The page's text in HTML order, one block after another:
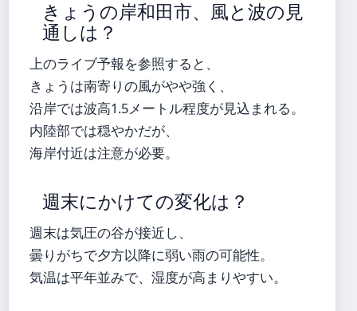
きょうの岸和田市、風と波の見
通しは？
上のライブ予報を参照すると、
きょうは南寄りの風がやや強く、
沿岸では波高1.5メートル程度が見込まれる。
内陸部では穏やかだが、
海岸付近は注意が必要。
週末にかけての変化は？
週末は気圧の谷が接近し、
曇りがちで夕方以降に弱い雨の可能性。
気温は平年並みで、湿度が高まりやすい。